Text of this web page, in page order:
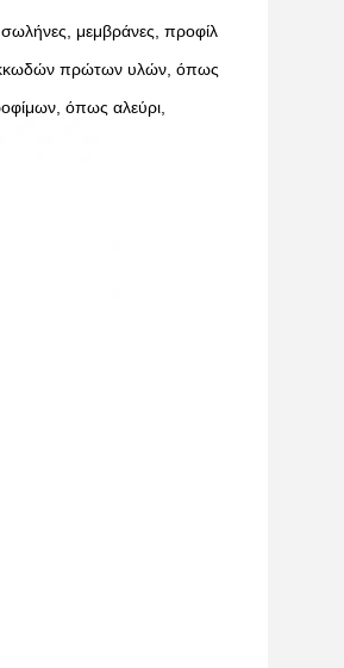
μεμβράνες, προφίλ
πρώτων υλών, όπως
όπως αλεύρι,